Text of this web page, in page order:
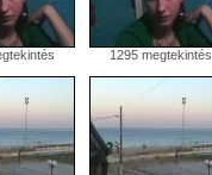
1295 megtekintés